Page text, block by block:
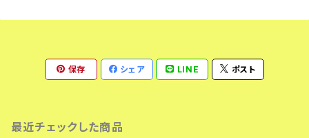
保存 シェア LINE ポスト
最近チェックした商品